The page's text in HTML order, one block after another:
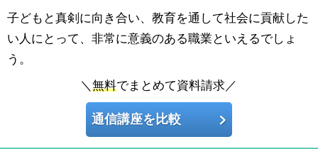
子どもと真剣に向き合い、教育を通して社会に貢献した
い人にとって、非常に意義のある職業といえるでしょ
う。
＼無料でまとめて資料請求／
通信講座を比較